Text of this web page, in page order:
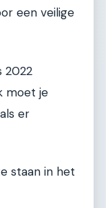
een veilige
2022
moet je
er
staan in het